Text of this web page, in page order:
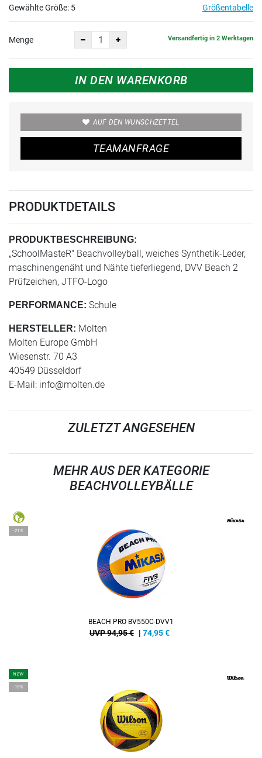
Gewählte Größe: 5 Größentabelle
Menge Versandfertig in 2 Werktagen
IN DEN WARENKORB
AUF DEN WUNSCHZETTEL
TEAMANFRAGE
PRODUKTDETAILS
PRODUKTBESCHREIBUNG:
„SchoolMasteR" Beachvolleyball, weiches Synthetik-Leder,
maschinengenäht und Nähte tieferliegend, DVV Beach 2
Prüfzeichen, JTFO-Logo
PERFORMANCE: Schule
HERSTELLER: Molten
Molten Europe GmbH
Wiesenstr. 70 A3
40549 Düsseldorf
E-Mail: info@molten.de
ZULETZT ANGESEHEN
MEHR AUS DER KATEGORIE
BEACHVOLLEYBÄLLE
-21%
BEACH PRO BV550C-DVV1
UVP 94,95 € | 74,95€
NEW
-15%